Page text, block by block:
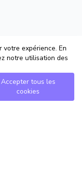
votre expérience. En
notre utilisation des
Accepter tous les
cookies